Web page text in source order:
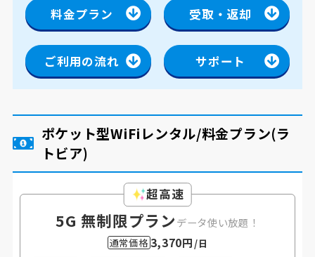
料金プラン 受取・返却
ご利用の流れ サポート
ポケット型WiFiレンタル/料金プラン(ラ
トビア)
超高速
5G 無制限プランデータ使い放題！
通常価格3,370円 /日